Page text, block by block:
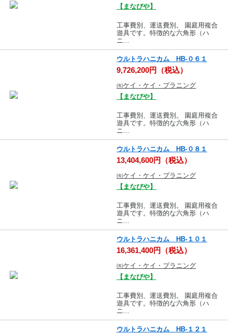
【まなびや】
工事費別、運送費別。 園庭用複合
遊具です。特徴的な六角形（ハ
ニ...
ウルトラハニカム HB-０６１
9,726,200円（税込）
㈲ケイ・ケイ・プラニング
【まなびや】
工事費別、運送費別。 園庭用複合
遊具です。特徴的な六角形（ハ
ニ...
ウルトラハニカム HB-０８１
13,404,600円（税込）
㈲ケイ・ケイ・プラニング
【まなびや】
工事費別、運送費別。 園庭用複合
遊具です。特徴的な六角形（ハ
ニ...
ウルトラハニカム HB-１０１
16,361,400円（税込）
㈲ケイ・ケイ・プラニング
【まなびや】
工事費別、運送費別。 園庭用複合
遊具です。特徴的な六角形（ハ
ニ...
ウルトラハニカム HB-１２１